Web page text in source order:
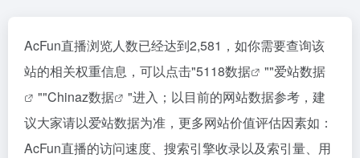
AcFun直播浏览人数已经达到2,581，如你需要查询该
站的相关权重信息，可以点击"5118数据 ""爱站数据
""Chinaz数据
"进入；以目前的网站数据参考，建
议大家请以爱站数据为准，更多网站价值评估因素如：
AcFun直播的访问速度、搜索引擎收录以及索引量、用